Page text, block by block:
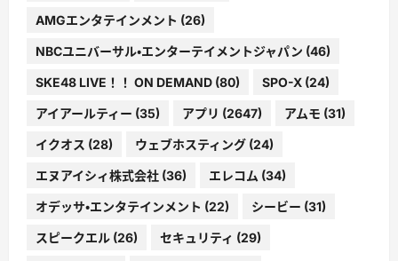
AMGエンタテインメント (26)
NBCユニバーサル・エンターテイメントジャパン (46)
SKE48 LIVE！！ ON DEMAND (80) SPO-X (24)
アイアールティー (35) アプリ (2647) アムモ (31)
イクオス (28) ウェブホスティング (24)
エヌアイシィ株式会社 (36) エレコム (34)
オデッサ・エンタテインメント (22) シービー (31)
スピークエル (26) セキュリティ (29)